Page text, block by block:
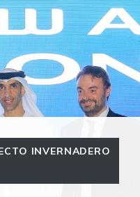
INVERNADERO